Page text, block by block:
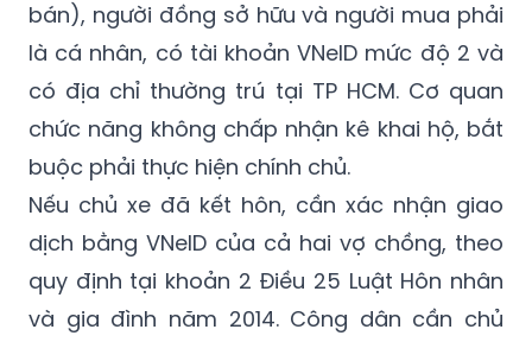
Điều kiện áp dụng giao dịch chuyển quyền
sở hữu xe qua mạng đối với chủ xe (người
bán), người đồng sở hữu và người mua phải
là cá nhân, có tài khoản VNeID mức độ 2 và
có địa chỉ thường trú tại TP HCM. Cơ quan
chức năng không chấp nhận kê khai hộ, bắt
buộc phải thực hiện chính chủ.
Nếu chủ xe đã kết hôn, cần xác nhận giao
dịch bằng VNeID của cả hai vợ chồng, theo